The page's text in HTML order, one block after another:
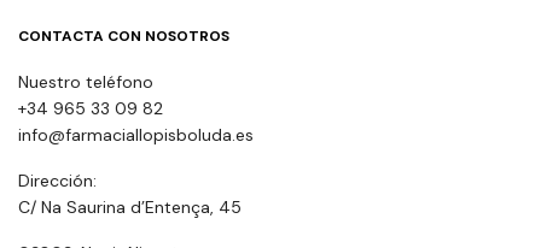
CONTACTA CON NOSOTROS
Nuestro teléfono
+34 965 33 09 82
info@farmaciallopisboluda.es
Dirección:
C/ Na Saurina d’Entença, 45